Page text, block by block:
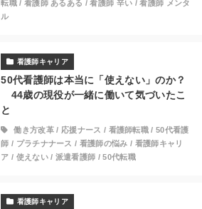
転職/ 看護師 あるある /看護師 辛い /看護師 メンタ
ル
看護師キャリア
50代看護師は本当に「使えない」のか？
44歳の現役が一緒に働いて気づいたこ
と
働き方改革/ 応援ナース / 看護師転職 /50代看護
師 / プラチナナース / 看護師の悩み / 看護師キャリ
ア / 使えない/ 派遣看護師 /50代転職
看護師キャリア